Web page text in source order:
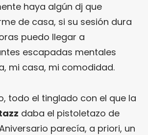
haya algún dj que
de casa, si su sesión dura
puedo llegar a
escapadas mentales
mi casa, mi comodidad.
todo el tinglado con el que la
daba el pistoletazo de
parecía, a priori, un